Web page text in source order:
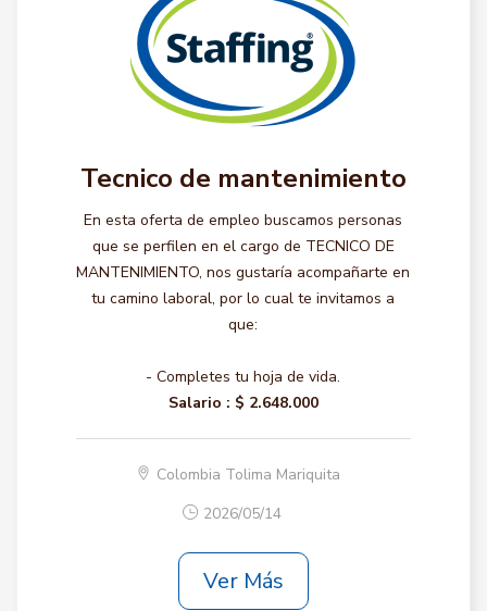
Tecnico de mantenimiento
En esta oferta de empleo buscamos personas
que se perfilen en el cargo de TECNICO DE
MANTENIMIENTO, nos gustaría acompañarte en
tu camino laboral, por lo cual te invitamos a
que:
- Completes tu hoja de vida.
Salario : $ 2.648.000
Colombia Tolima Mariquita
2026/05/14
Ver Más